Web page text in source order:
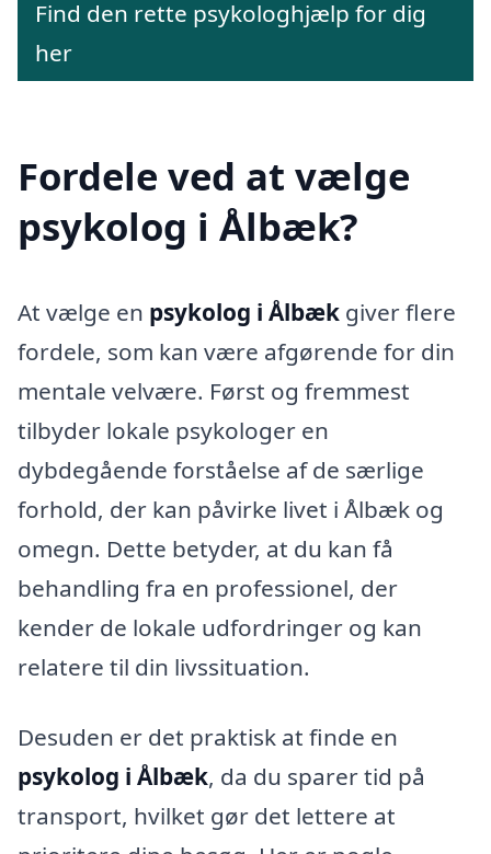
Find den rette psykologhjælp for dig
her
Fordele ved at vælge
psykolog i Ålbæk?
At vælge en psykolog i Ålbæk giver flere
fordele, som kan være afgørende for din
mentale velvære. Først og fremmest
tilbyder lokale psykologer en
dybdegående forståelse af de særlige
forhold, der kan påvirke livet i Ålbæk og
omegn. Dette betyder, at du kan få
behandling fra en professionel, der
kender de lokale udfordringer og kan
relatere til din livssituation.
Desuden er det praktisk at finde en
psykolog i Ålbæk, da du sparer tid på
transport, hvilket gør det lettere at